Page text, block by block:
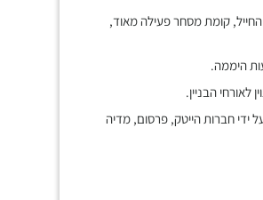
קומת מסחר פעילה מאוד,
היממה.
לאורחי הבניין.
על ידי חברות הייטק, פרסום, מדיה